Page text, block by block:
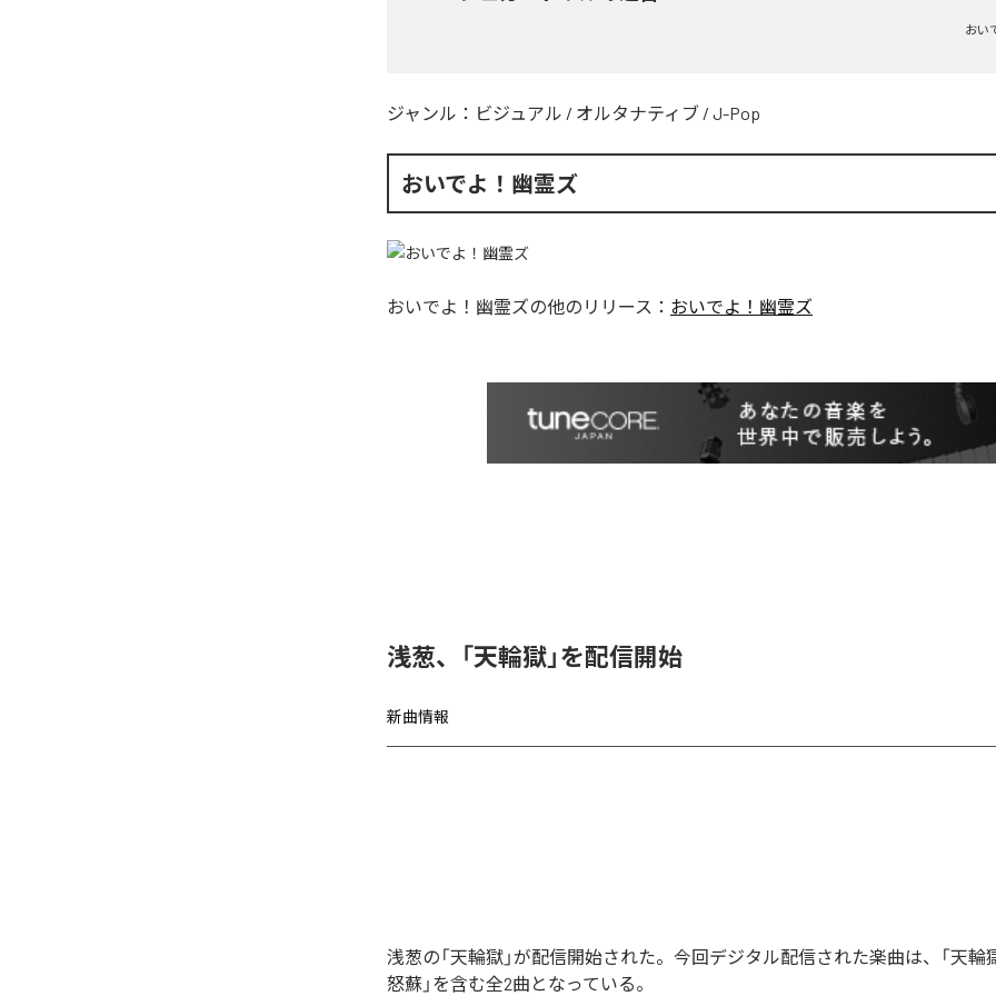
おい
ジャンル： ビジュアル / オルタナティブ / J-Pop
おいでよ！幽霊ズ
おいでよ！幽霊ズの他のリリース： おいでよ！幽霊ズ
浅葱、「天輪獄」を配信開始
新曲情報
浅葱の「天輪獄」が配信開始された。今回デジタル配信された楽曲は、「天輪
怒蘇」を含む全2曲となっている。